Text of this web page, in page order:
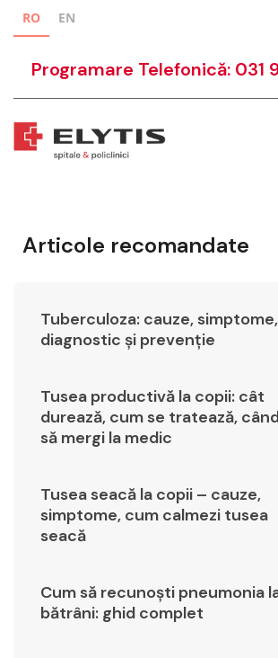
RO EN
Programare Telefonică: 031
Articole recomandate
Tuberculoza: cauze, simptome,
diagnostic și prevenție
Tusea productivă la copii: cât
durează, cum se tratează,
să mergi la medic
Tusea seacă la copii – cauze,
simptome, cum calmezi tusea
seacă
Cum să recunoști pneumonia
bătrâni: ghid complet